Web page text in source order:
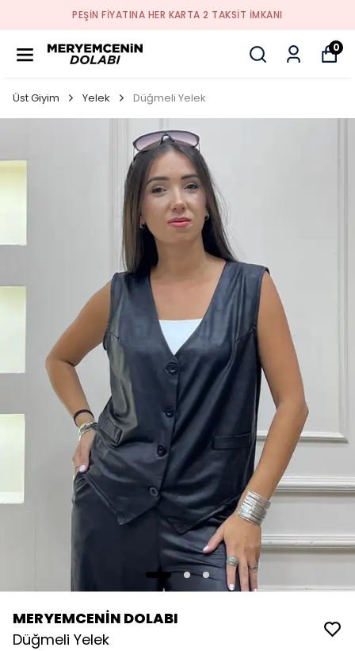
PEŞİN FİYATINA HER KARTA 2 TAKSİT İMKANI
0
Üst Giyim Yelek Düğmeli Yelek
MERYEMCENİN DOLABI
Düğmeli Yelek